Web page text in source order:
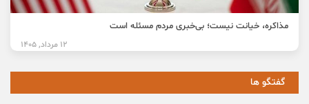
مذاکره، خیانت نیست؛ بی‌خبری مردم مسئله است
12 مرداد, 1405
گفتگو ها